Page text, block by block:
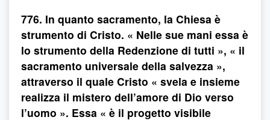
776. In quanto sacramento, la Chiesa è
strumento di Cristo. « Nelle sue mani essa è
lo strumento della Redenzione di tutti », « il
sacramento universale della salvezza »,
attraverso il quale Cristo « svela e insieme
realizza il mistero dell’amore di Dio verso
l’uomo ». Essa « è il progetto visibile